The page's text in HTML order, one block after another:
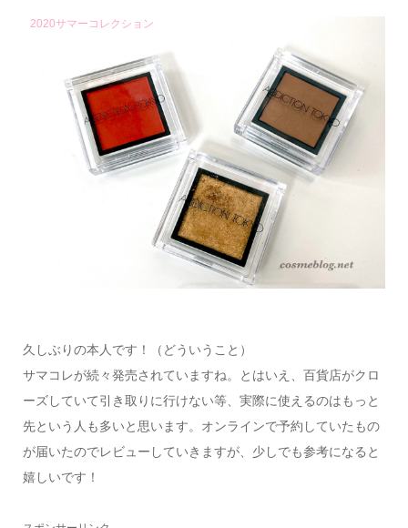
2020サマーコレクション
久しぶりの本人です！（どういうこと）
サマコレが続々発売されていますね。とはいえ、百貨店がクロ
ーズしていて引き取りに行けない等、実際に使えるのはもっと
先という人も多いと思います。オンラインで予約していたもの
が届いたのでレビューしていきますが、少しでも参考になると
嬉しいです！